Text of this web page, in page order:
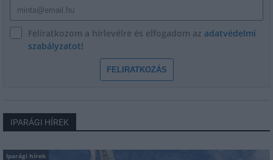
Feliratkozom a hírlevélre és elfogadom az adatvédelmi
szabályzatot!
FELIRATKOZÁS
IPARÁGI HÍREK
Iparági hírek